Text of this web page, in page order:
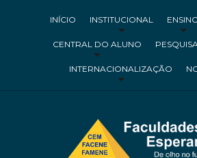
INÍCIO INSTITUCIONAL
CENTRAL DO ALUNO
INTERNACIONALIZAÇÃO